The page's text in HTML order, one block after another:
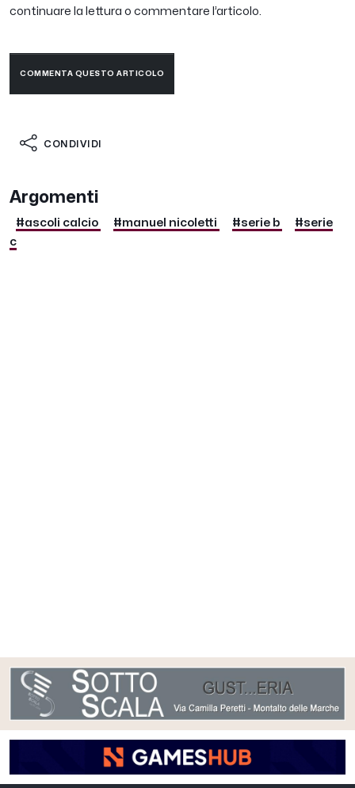
continuare la lettura o commentare l’articolo.
COMMENTA QUESTO ARTICOLO
CONDIVIDI
Argomenti
#ascoli calcio #manuel nicoletti #serie b
#serie
c